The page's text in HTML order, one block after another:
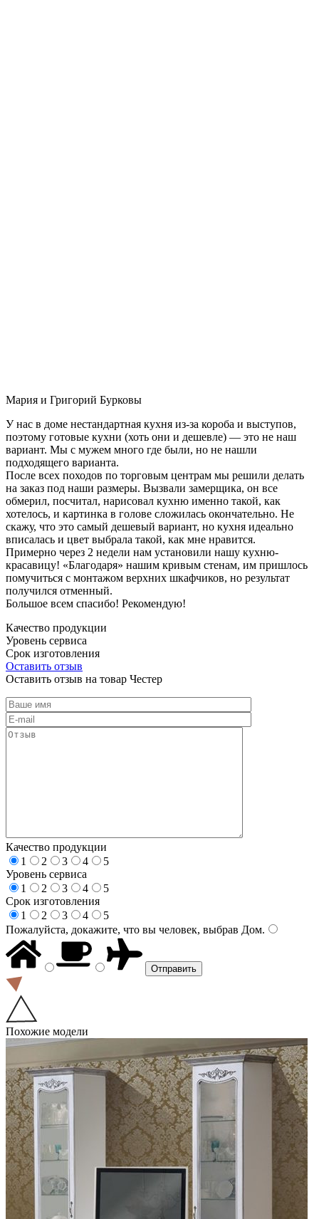
Мария и Григорий Бурковы
У нас в доме нестандартная кухня из-за короба и выступов,
поэтому готовые кухни (хоть они и дешевле) — это не наш
вариант. Мы с мужем много где были, но не нашли
подходящего варианта.
После всех походов по торговым центрам мы решили делать
на заказ под наши размеры. Вызвали замерщика, он все
обмерил, посчитал, нарисовал кухню именно такой, как
хотелось, и картинка в голове сложилась окончательно. Не
скажу, что это самый дешевый вариант, но кухня идеально
вписалась и цвет выбрала такой, как мне нравится.
Примерно через 2 недели нам установили нашу кухню-
красавицу! «Благодаря» нашим кривым стенам, им пришлось
помучиться с монтажом верхних шкафчиков, но результат
получился отменный.
Большое всем спасибо! Рекомендую!
Качество продукции
Уровень сервиса
Срок изготовления
Оставить отзыв
Оставить отзыв на товар Честер
Качество продукции
1
2 3 4
5
Уровень сервиса
1
2 3 4
5
Срок изготовления
1
2 3 4
5
Пожалуйста, докажите, что вы человек, выбрав Дом.
Похожие модели